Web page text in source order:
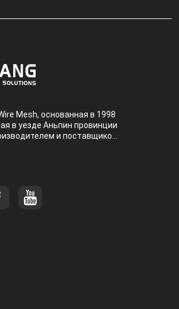
Mesh, основанная в 1998
в уезде Аньпин провинции
и поставщиком,